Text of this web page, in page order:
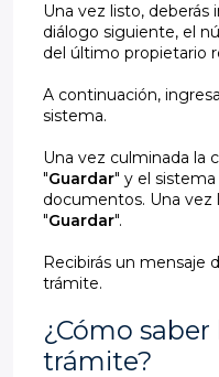
Una vez listo,
diálogo siguiente, el
del último propietario
A continuación,
sistema.
Una vez culminada la
"Guardar" y el
documentos. Una vez
"Guardar".
Recibirás un mensaje
trámite.
¿Cómo
trámite?